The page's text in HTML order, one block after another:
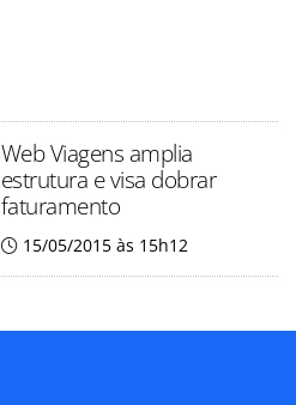
Web Viagens amplia
estrutura e visa dobrar
faturamento
15/05/2015 às 15h12